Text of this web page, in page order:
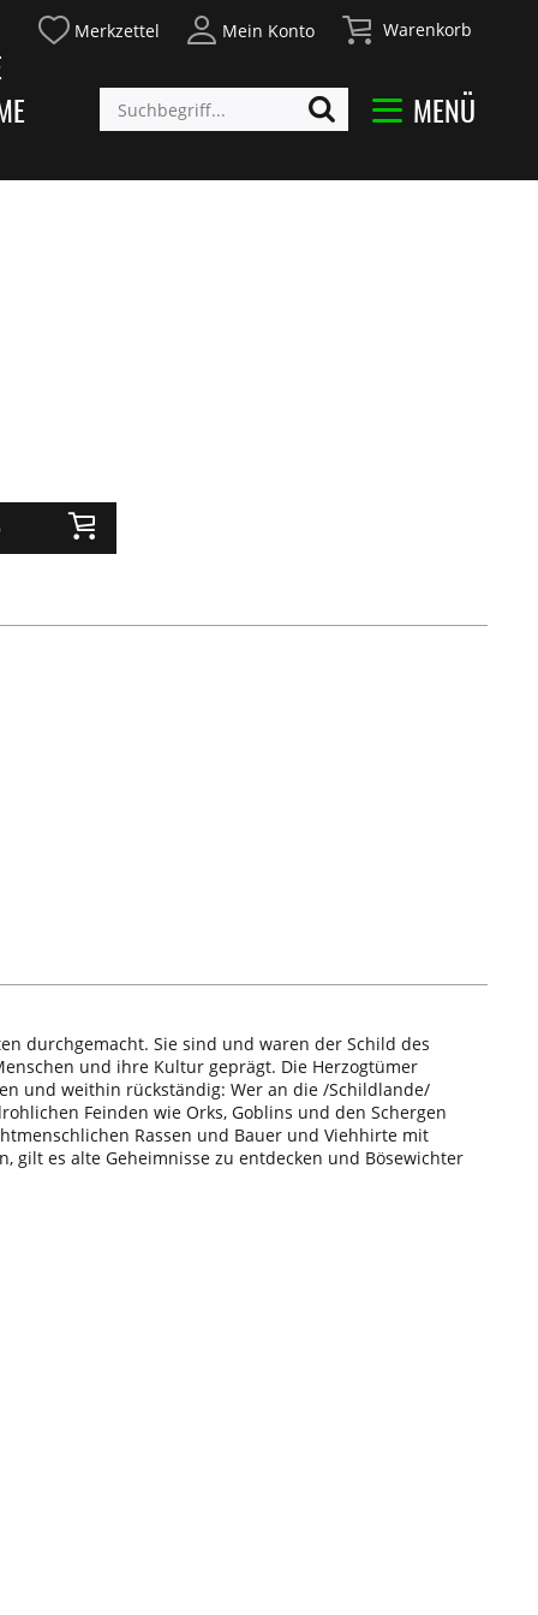
Merkzettel Mein Konto Warenkorb
MENÜ
durchgemacht. Sie sind und waren der Schild des
und ihre Kultur geprägt. Die Herzogtümer
und weithin rückständig: Wer an die /Schildlande/
Feinden wie Orks, Goblins und den Schergen
Rassen und Bauer und Viehhirte mit
es alte Geheimnisse zu entdecken und Bösewichter